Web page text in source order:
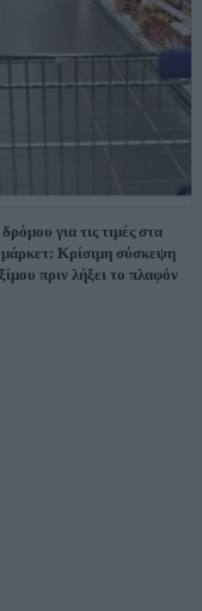
για τις τιμές στα
Κρίσιμη σύσκεψη
πριν λήξει το πλαφόν